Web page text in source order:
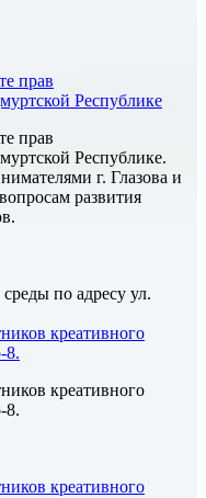
прав
Республике
прав
Республике.
г. Глазова и
развития
по адресу ул.
креативного
8.
креативного
8.
креативного